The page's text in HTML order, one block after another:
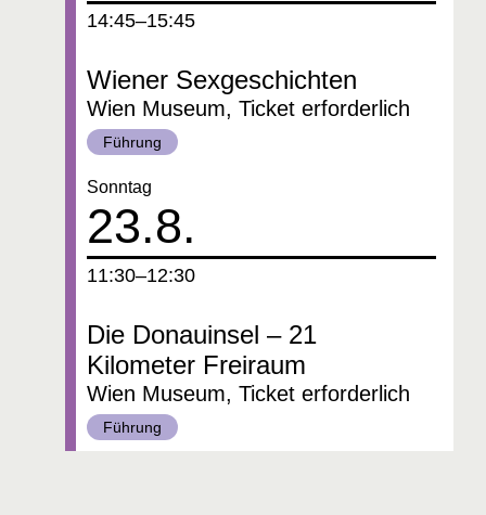
Wiener Sexgeschichten
Wien Museum, Ticket erforderlich
Kategorie:
Führung
um
14:45–15:45
Die Donauinsel – 21
Kilometer Freiraum
Wien Museum, Ticket erforderlich
Kategorie:
Führung
Datum:
23.8.
Sonntag
um
11:30–12:30